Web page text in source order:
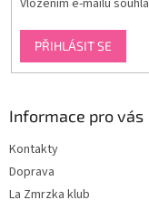
Vložením e-mailu
PŘIHLÁSIT SE
Informace pro vás
Kontakty
Doprava
La Zmrzka klub